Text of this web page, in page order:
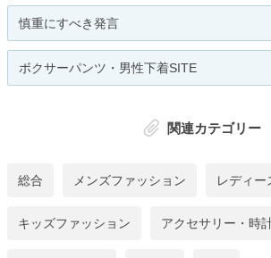
慎重にすべき発言
ボクサーパンツ・男性下着SITE
関連カテゴリー
総合 メンズファッション レディー
キッズファッション アクセサリー・時